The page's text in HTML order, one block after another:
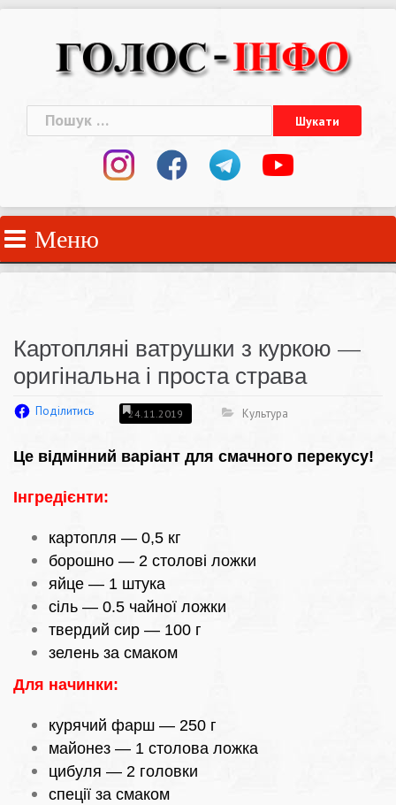
Пошук:
Меню
Картопляні ватрушки з куркою —
оригінальна і проста страва
Поділитись 24.11.2019 Культура
Це відмінний варіант для смачного перекусу!
Інгредієнти:
картопля — 0,5 кг
борошно — 2 столові ложки
яйце — 1 штука
сіль — 0.5 чайної ложки
твердий сир — 100 г
зелень за смаком
Для начинки:
курячий фарш — 250 г
майонез — 1 столова ложка
цибуля — 2 головки
спеції за смаком